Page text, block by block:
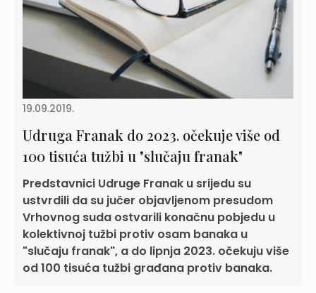
19.09.2019.
Udruga Franak do 2023. očekuje više od
100 tisuća tužbi u "slučaju franak"
Predstavnici Udruge Franak u srijedu su
ustvrdili da su jučer objavljenom presudom
Vrhovnog suda ostvarili konačnu pobjedu u
kolektivnoj tužbi protiv osam banaka u
"slučaju franak", a do lipnja 2023. očekuju više
od 100 tisuća tužbi građana protiv banaka.